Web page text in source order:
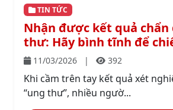
TIN TỨC
Nhận được kết quả chẩn
thư: Hãy bình tĩnh để
11/03/2026 | 392
Khi cầm trên tay kết quả xét
“ung thư”, nhiều ngườ...